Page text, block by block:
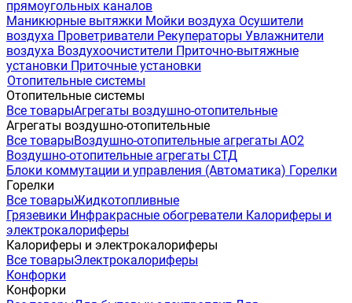
прямоугольных каналов
Маникюрные вытяжки Мойки воздуха Осушители
воздуха Проветриватели Рекуператоры Увлажнители
воздуха Воздухоочистители Приточно-вытяжные
установки Приточные установки
Отопительные системы
Отопительные системы
Все товарыАгрегаты воздушно-отопительные
Агрегаты воздушно-отопительные
Все товарыВоздушно-отопительные агрегаты АО2
Воздушно-отопительные агрегаты СТД
Блоки коммутации и управления (Автоматика) Горелки
Горелки
Все товарыЖидкотопливные
Грязевики Инфракрасные обогреватели Калориферы и
электрокалориферы
Калориферы и электрокалориферы
Все товарыЭлектрокалориферы
Конфорки
Конфорки